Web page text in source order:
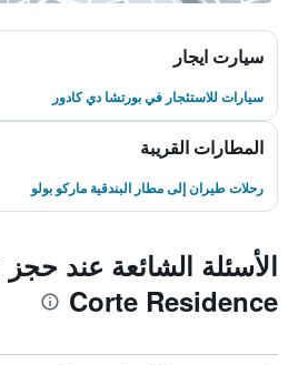
سيارت ايجار
سيارات للاستئجار في بورتشا دي كادور
المطارات القريبة
رحلات طيران إلى مطار البندقية ماركو بولو
Corte Residence